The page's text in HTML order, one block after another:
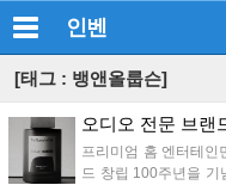
인벤
[태그 : 뱅앤올룹슨]
오디오 전문 브랜
프리미엄 홈 엔터테인
드 창립 100주년을 기